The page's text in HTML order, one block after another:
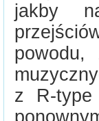
jakby
z R-type